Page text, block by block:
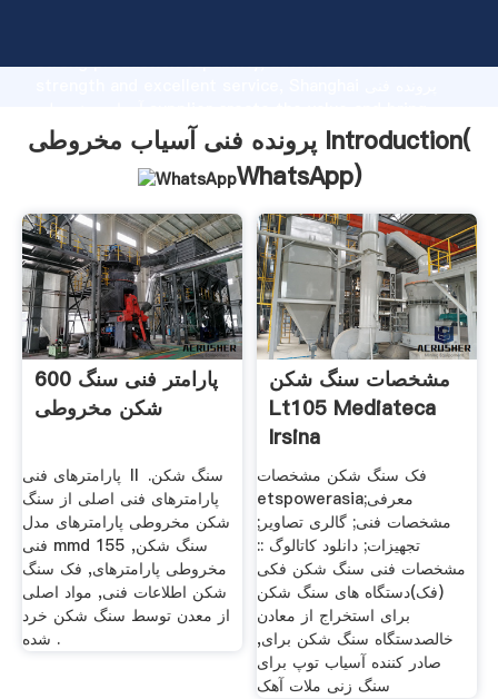
strong production capability, advanced research
values to all of customers.
پرونده فنی آسیاب مخروطی Introduction(
WhatsApp)
600 پارامتر فنی سنگ
شکن مخروطی
پارامترهای فنی Ⅱ سنگ شکن.
پارامترهای فنی اصلی از سنگ
شکن مخروطی پارامترهای مدل
فنی mmd سنگ شکن, 155
مخروطی پارامترهای, فک سنگ
شکن اطلاعات فنی, مواد اصلی
از معدن توسط سنگ شکن خرد
شده .
مشخصات سنگ شکن
Lt105 Mediateca
Irsina
فک سنگ شکن مشخصات
etspowerasiaمعرفی;
مشخصات فنی; گالری تصاویر;
تجهیزات; دانلود کاتالوگ ::
مشخصات فنی سنگ شکن فکی
(فک)دستگاه های سنگ شکن
برای استخراج از معادن
خالصدستگاه سنگ شکن برای,
صادر کننده آسیاب توپ برای
سنگ زنی ملات آهک